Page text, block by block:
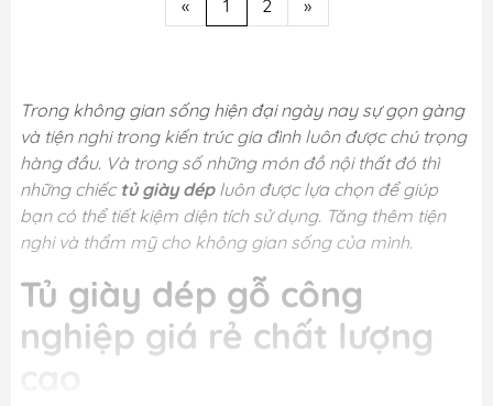
« 1 2 »
Trong không gian sống hiện đại ngày nay sự gọn gàng
và tiện nghi trong kiến trúc gia đình luôn được chú trọng
hàng đầu. Và trong số những món đồ nội thất đó thì
những chiếc tủ giày dépluôn được lựa chọn để giúp
bạn có thể tiết kiệm diện tích sử dụng. Tăng thêm tiện
nghi và thẩm mỹ cho không gian sống của mình.
Tủ giày dép gỗ công
nghiệp giá rẻ chất lượng